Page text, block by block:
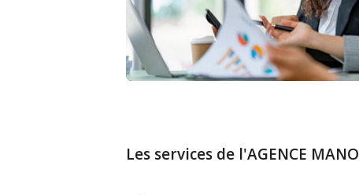
Les services de l'AGENCE